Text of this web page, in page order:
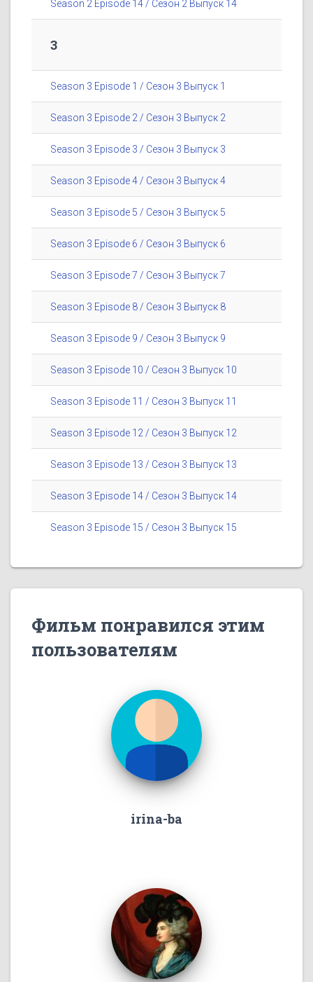
Season 2 Episode 14 / Сезон 2 Выпуск 14
3
Season 3 Episode 1 / Сезон 3 Выпуск 1
Season 3 Episode 2 / Сезон 3 Выпуск 2
Season 3 Episode 3 / Сезон 3 Выпуск 3
Season 3 Episode 4 / Сезон 3 Выпуск 4
Season 3 Episode 5 / Сезон 3 Выпуск 5
Season 3 Episode 6 / Сезон 3 Выпуск 6
Season 3 Episode 7 / Сезон 3 Выпуск 7
Season 3 Episode 8 / Сезон 3 Выпуск 8
Season 3 Episode 9 / Сезон 3 Выпуск 9
Season 3 Episode 10 / Сезон 3 Выпуск 10
Season 3 Episode 11 / Сезон 3 Выпуск 11
Season 3 Episode 12 / Сезон 3 Выпуск 12
Season 3 Episode 13 / Сезон 3 Выпуск 13
Season 3 Episode 14 / Сезон 3 Выпуск 14
Season 3 Episode 15 / Сезон 3 Выпуск 15
Фильм понравился этим
пользователям
irina-ba